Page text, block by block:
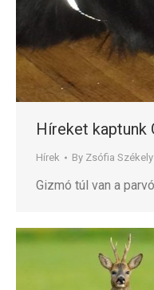
Híreket
Hírek By Zsófia Székely
Gizmó túl van a